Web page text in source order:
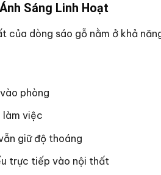
Sáng Linh Hoạt
của dòng sáo gỗ nằm ở khả
phòng
làm việc
giữ độ thoáng
trực tiếp vào nội thất